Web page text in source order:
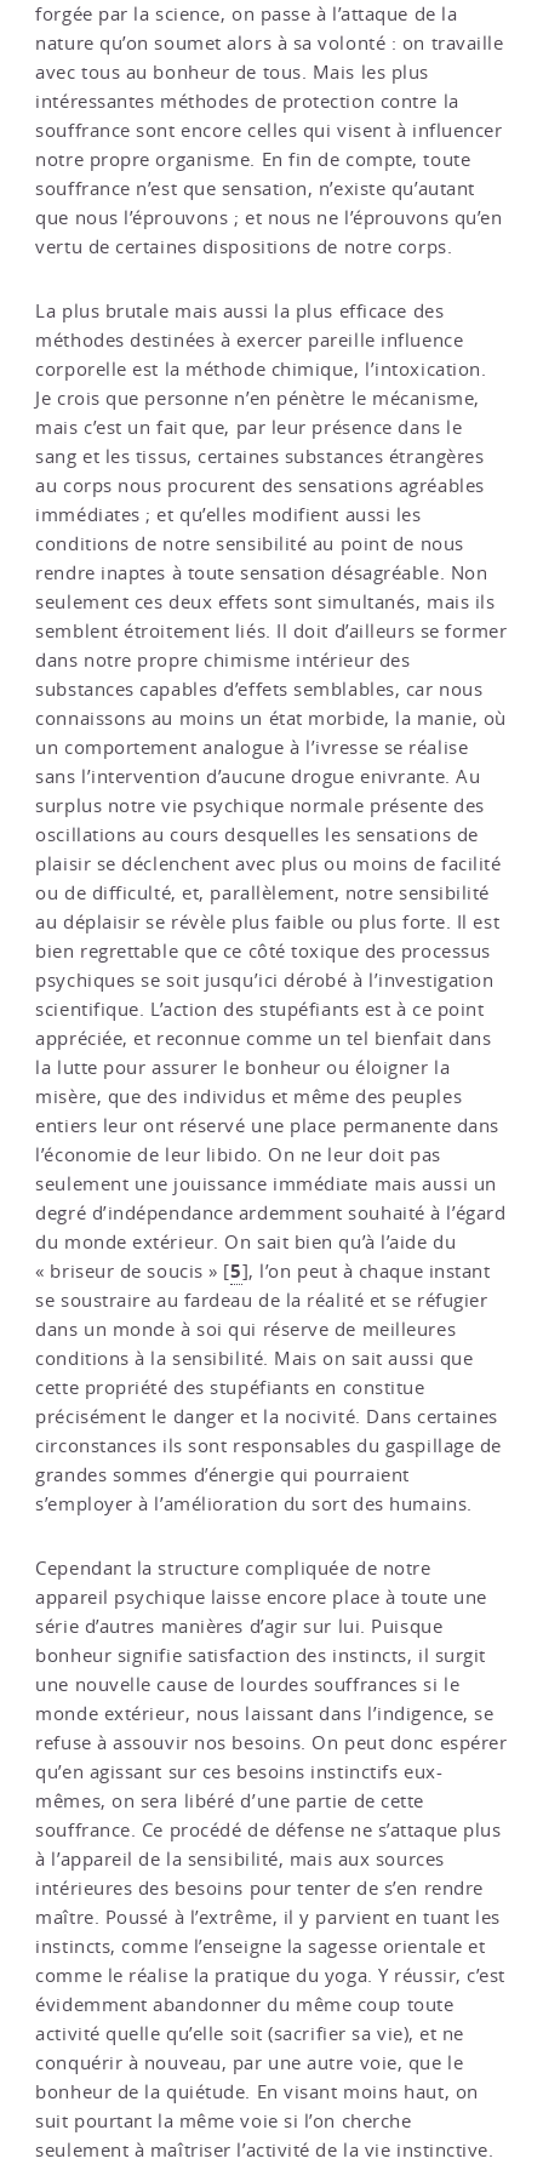
forgée par la science, on passe à l’attaque de la
nature qu’on soumet alors à sa volonté : on travaille
avec tous au bonheur de tous. Mais les plus
intéressantes méthodes de protection contre la
souffrance sont encore celles qui visent à influencer
notre propre organisme. En fin de compte, toute
souffrance n’est que sensation, n’existe qu’autant
que nous l’éprouvons ; et nous ne l’éprouvons qu’en
vertu de certaines dispositions de notre corps.
La plus brutale mais aussi la plus efficace des
méthodes destinées à exercer pareille influence
corporelle est la méthode chimique, l’intoxication.
Je crois que personne n’en pénètre le mécanisme,
mais c’est un fait que, par leur présence dans le
sang et les tissus, certaines substances étrangères
au corps nous procurent des sensations agréables
immédiates ; et qu’elles modifient aussi les
conditions de notre sensibilité au point de nous
rendre inaptes à toute sensation désagréable. Non
seulement ces deux effets sont simultanés, mais ils
semblent étroitement liés. Il doit d’ailleurs se former
dans notre propre chimisme intérieur des
substances capables d’effets semblables, car nous
connaissons au moins un état morbide, la manie, où
un comportement analogue à l’ivresse se réalise
sans l’intervention d’aucune drogue enivrante. Au
surplus notre vie psychique normale présente des
oscillations au cours desquelles les sensations de
plaisir se déclenchent avec plus ou moins de facilité
ou de difficulté, et, parallèlement, notre sensibilité
au déplaisir se révèle plus faible ou plus forte. Il est
bien regrettable que ce côté toxique des processus
psychiques se soit jusqu’ici dérobé à l’investigation
scientifique. L’action des stupéfiants est à ce point
appréciée, et reconnue comme un tel bienfait dans
la lutte pour assurer le bonheur ou éloigner la
misère, que des individus et même des peuples
entiers leur ont réservé une place permanente dans
l’économie de leur libido. On ne leur doit pas
seulement une jouissance immédiate mais aussi un
degré d’indépendance ardemment souhaité à l’égard
du monde extérieur. On sait bien qu’à l’aide du
« briseur de soucis » [5], l’on peut à chaque instant
se soustraire au fardeau de la réalité et se réfugier
dans un monde à soi qui réserve de meilleures
conditions à la sensibilité. Mais on sait aussi que
cette propriété des stupéfiants en constitue
précisément le danger et la nocivité. Dans certaines
circonstances ils sont responsables du gaspillage de
grandes sommes d’énergie qui pourraient
s’employer à l’amélioration du sort des humains.
Cependant la structure compliquée de notre
appareil psychique laisse encore place à toute une
série d’autres manières d’agir sur lui. Puisque
bonheur signifie satisfaction des instincts, il surgit
une nouvelle cause de lourdes souffrances si le
monde extérieur, nous laissant dans l’indigence, se
refuse à assouvir nos besoins. On peut donc espérer
qu’en agissant sur ces besoins instinctifs eux-
mêmes, on sera libéré d’une partie de cette
souffrance. Ce procédé de défense ne s’attaque plus
à l’appareil de la sensibilité, mais aux sources
intérieures des besoins pour tenter de s’en rendre
maître. Poussé à l’extrême, il y parvient en tuant les
instincts, comme l’enseigne la sagesse orientale et
comme le réalise la pratique du yoga. Y réussir, c’est
évidemment abandonner du même coup toute
activité quelle qu’elle soit (sacrifier sa vie), et ne
conquérir à nouveau, par une autre voie, que le
bonheur de la quiétude. En visant moins haut, on
suit pourtant la même voie si l’on cherche
seulement à maîtriser l’activité de la vie instinctive.